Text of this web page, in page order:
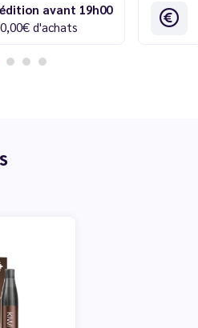
avant 19h00
d'achats